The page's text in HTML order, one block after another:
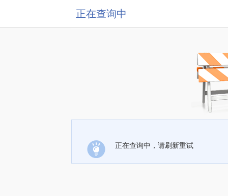
正在查询中
正在查询中，请刷新重试